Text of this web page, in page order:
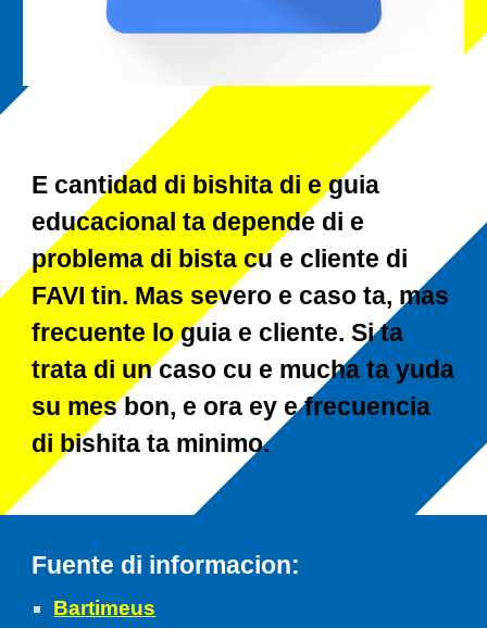
E cantidad di bishita di e guia
educacional ta depende di e
problema di bista cu e cliente di
FAVI tin. Mas severo e caso ta, mas
frecuente lo guia e cliente. Si ta
trata di un caso cu e mucha ta yuda
su mes bon, e ora ey e frecuencia
di bishita ta minimo.
Fuente di informacion:
Bartimeus